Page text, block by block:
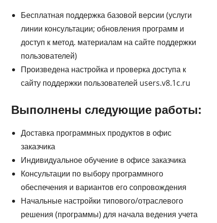
Бесплатная поддержка базовой версии (услуги
линии консультации; обновления программ и
доступ к метод. материалам на сайте поддержки
пользователей)
Произведена настройка и проверка доступа к
сайту поддержки пользователей users.v8.1c.ru
Выполнены следующие работы:
Доставка программных продуктов в офис
заказчика
Индивидуальное обучение в офисе заказчика
Консультации по выбору программного
обеспечения и вариантов его сопровождения
Начальные настройки типового/отраслевого
решения (программы) для начала ведения учета